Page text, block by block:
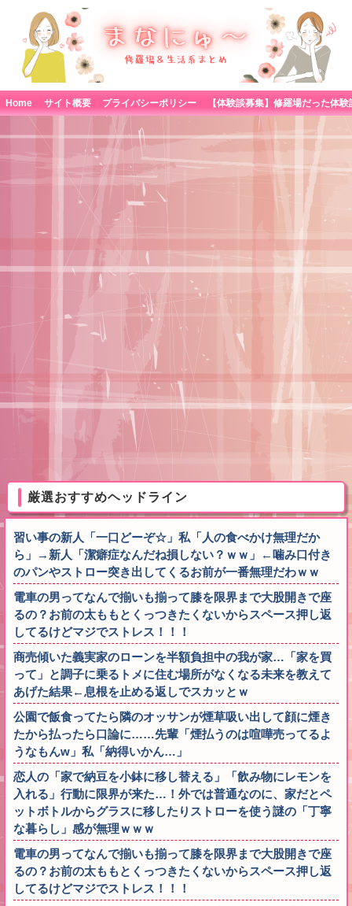
Home サイト概要 プライバシーポリシー
厳選おすすめヘッドライン
習い事の新人「一口どーぞ☆」私「人の食べかけ無理だか
ら」→新人「潔癖症なんだね損しない？ｗｗ」←噛み口付き
のパンやストロー突き出してくるお前が一番無理だわｗｗ
電車の男ってなんで揃いも揃って膝を限界まで大股開きで座
るの？お前の太ももとくっつきたくないからスペース押し返
してるけどマジでストレス！！！
商売傾いた義実家のローンを半額負担中の我が家…「家を買
って」と調子に乗るトメに住む場所がなくなる未来を教えて
あげた結果←息根を止める返しでスカッとｗ
公園で飯食ってたら隣のオッサンが煙草吸い出して顔に煙き
たから払ったら口論に……先輩「煙払うのは喧嘩売ってるよ
うなもんw」私「納得いかん…」
恋人の「家で納豆を小鉢に移し替える」「飲み物にレモンを
入れる」行動に限界が来た…！外では普通なのに、家だとペ
ットボトルからグラスに移したりストローを使う謎の「丁寧
な暮らし」感が無理ｗｗｗ
電車の男ってなんで揃いも揃って膝を限界まで大股開きで座
るの？お前の太ももとくっつきたくないからスペース押し返
してるけどマジでストレス！！！